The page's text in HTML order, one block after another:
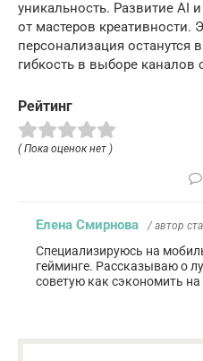
уникальность. Развитие AI
от мастеров креативности.
персонализация останутся
гибкость в выборе каналов
Рейтинг
( Пока оценок нет )
Елена Смирнова / автор
Специализируюсь на
гейминге. Рассказываю о
советую как сэкономить на